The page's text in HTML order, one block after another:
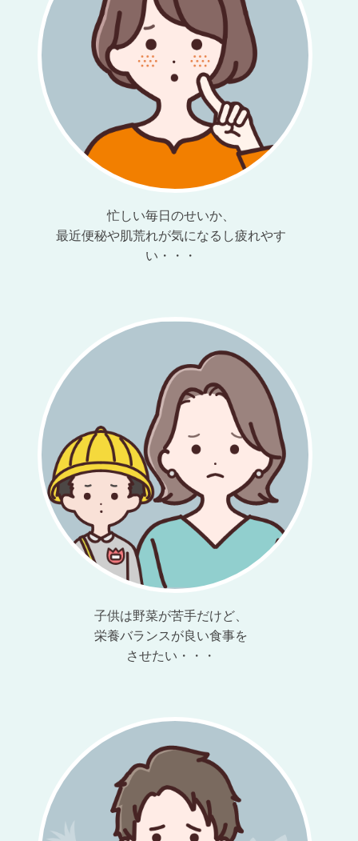
忙しい毎日のせいか、
最近便秘や肌荒れが気になるし疲れやす
い・・・
子供は野菜が苦手だけど、
栄養バランスが良い食事を
させたい・・・